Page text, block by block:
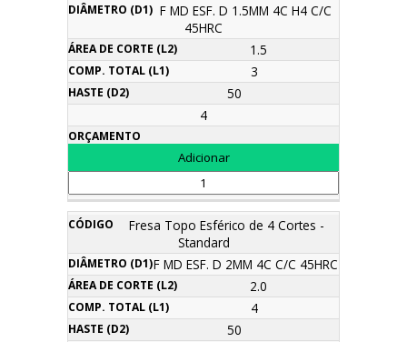
F MD ESF. D 1.5MM 4C H4 C/C
45HRC
1.5
3
50
4
Fresa Topo Esférico de 4 Cortes -
Standard
F MD ESF. D 2MM 4C C/C 45HRC
2.0
4
50